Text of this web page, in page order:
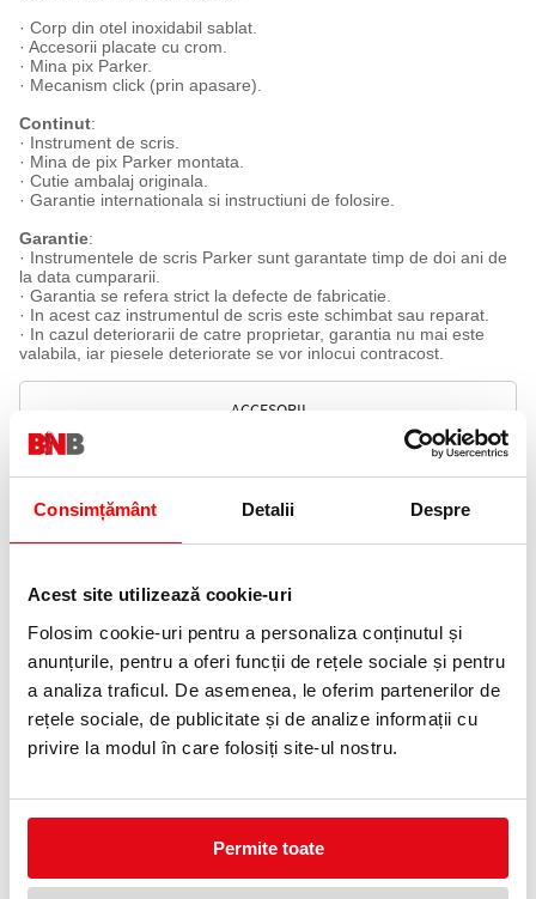
Consimțământ Detalii Despre
Acest site utilizează cookie-uri
Folosim cookie-uri pentru a personaliza conținutul și
anunțurile, pentru a oferi funcții de rețele sociale și pentru
a analiza traficul. De asemenea, le oferim partenerilor de
rețele sociale, de publicitate și de analize informații cu
privire la modul în care folosiți site-ul nostru.
Permite toate
· Corp din otel inoxidabil sablat.
· Accesorii placate cu crom.
· Mina pix Parker.
· Mecanism click (prin apasare).
Continut:
· Instrument de scris.
· Mina de pix Parker montata.
· Cutie ambalaj originala.
· Garantie internationala si instructiuni de folosire.
Garantie:
· Instrumentele de scris Parker sunt garantate timp de doi ani de
la data cumpararii.
· Garantia se refera strict la defecte de fabricatie.
· In acest caz instrumentul de scris este schimbat sau reparat.
· In cazul deteriorarii de catre proprietar, garantia nu mai este
valabila, iar piesele deteriorate se vor inlocui contracost.
ACCESORII
Rezerva neagra 1 mm pix Quink
Flow Parker
Rezerva neagra 0.7 mm pix
Quink Flow Parker